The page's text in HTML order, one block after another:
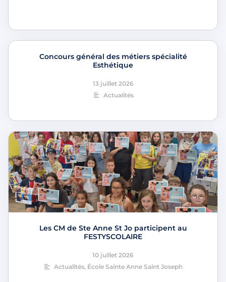
Concours général des métiers spécialité
Esthétique
13 juillet 2026
Actualités
Les CM de Ste Anne St Jo participent au
FESTYSCOLAIRE
10 juillet 2026
Actualités, École Sainte Anne Saint Joseph